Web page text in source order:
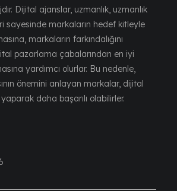
Dijital ajanslar, uzmanlık, uzmanlık
sayesinde markaların hedef kitleyle
markaların farkındalığını
pazarlama çabalarından en iyi
yardımcı olurlar. Bu nedenle,
önemini anlayan markalar, dijital
daha başarılı olabilirler.